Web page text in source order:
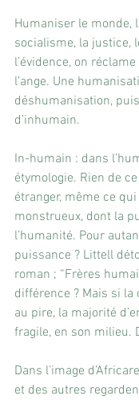
Humaniser le monde,
socialisme, la justice,
l’évidence, on
l’ange. Une
déshumanisation,
d’inhumain.
In-humain : dans
étymologie. Rien de
étranger, même ce
monstrueux, dont la
l’humanité. Pour
puissance ? Littell
roman ; “Frères
différence ? Mais si
au pire, la majorité
fragile, en son milieu.
Dans l’image
et des autres